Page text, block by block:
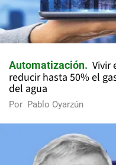
Automatización
Vivir
reducir hasta 50% el
del agua
Por Pablo Oyarzún